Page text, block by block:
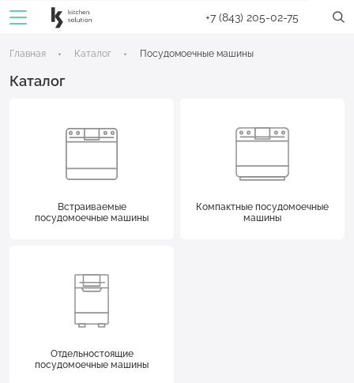
+7 (843) 205-02-75
Главная Каталог Посудомоечные машины
Каталог
Встраиваемые
посудомоечные машины
Компактные посудомоечные
машины
Отдельностоящие
посудомоечные машины